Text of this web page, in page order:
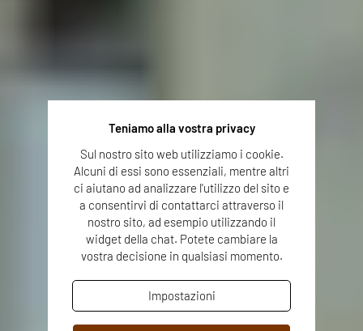
Teniamo alla vostra privacy
Sul nostro sito web utilizziamo i cookie.
Alcuni di essi sono essenziali, mentre altri
ci aiutano ad analizzare l'utilizzo del sito e
a consentirvi di contattarci attraverso il
nostro sito, ad esempio utilizzando il
widget della chat. Potete cambiare la
vostra decisione in qualsiasi momento.
Impostazioni